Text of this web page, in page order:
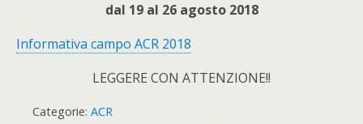
dal 19 al 26 agosto 2018
Informativa campo ACR 2018
LEGGERE CON ATTENZIONE!!
Categorie: ACR